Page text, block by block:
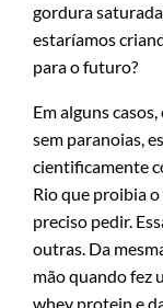
gordura
estaríamos
para o futuro?
Em alguns
sem paranoias,
cientificamente
Rio que proibia
preciso pedir.
outras. Da
mão quando fez
whey protein e